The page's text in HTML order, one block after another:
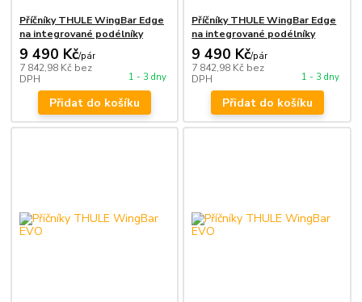
Příčníky THULE WingBar Edge
na integrované podélníky
9 490 Kč/pár
7 842,98 Kč bez
DPH
1 - 3 dny
Přidat do košíku
Příčníky THULE WingBar Edge
na integrované podélníky
9 490 Kč/pár
7 842,98 Kč bez
DPH
1 - 3 dny
Přidat do košíku